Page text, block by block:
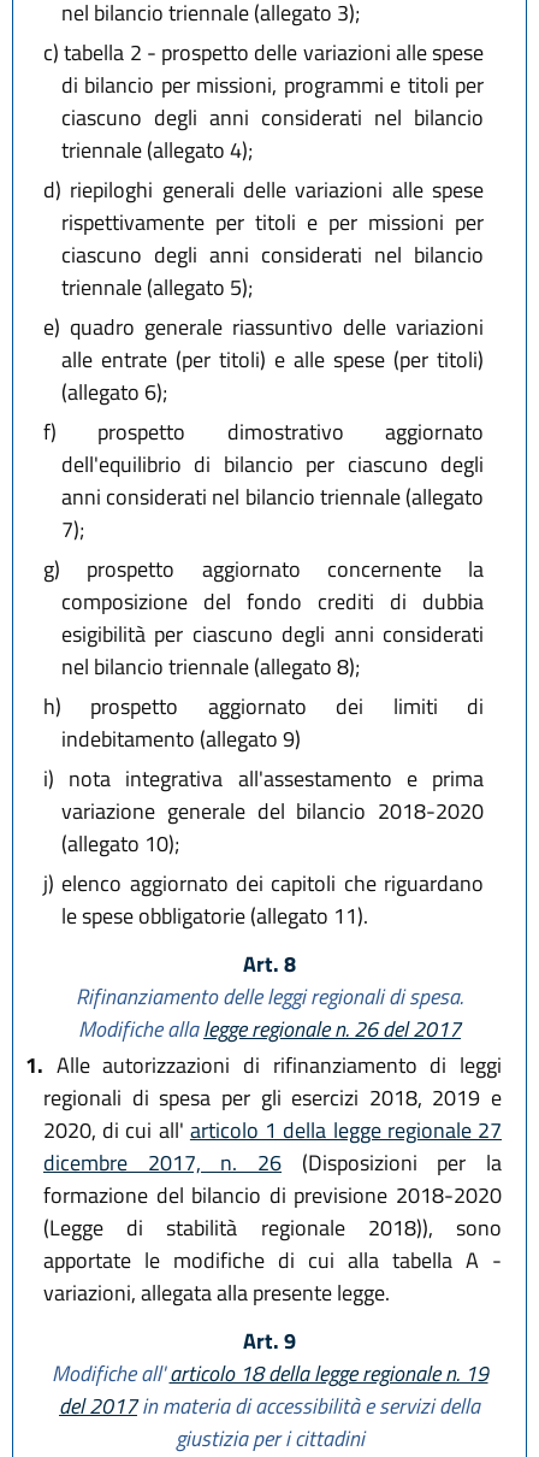
nel bilancio triennale (allegato 3);
c)tabella 2 - prospetto delle variazioni alle spese
di bilancio per missioni, programmi e titoli per
ciascuno degli anni considerati nel bilancio
triennale (allegato 4);
d) riepiloghi generali delle variazioni alle spese
rispettivamente per titoli e per missioni per
ciascuno degli anni considerati nel bilancio
triennale (allegato 5);
e) quadro generale riassuntivo delle variazioni
alle entrate (per titoli) e alle spese (per titoli)
(allegato 6);
f) prospetto dimostrativo aggiornato
dell'equilibrio di bilancio per ciascuno degli
anni considerati nel bilancio triennale (allegato
7);
g) prospetto aggiornato concernente la
composizione del fondo crediti di dubbia
esigibilità per ciascuno degli anni considerati
nel bilancio triennale (allegato 8);
h) prospetto aggiornato dei limiti di
indebitamento (allegato 9)
i) nota integrativa all'assestamento e prima
variazione generale del bilancio 2018-2020
(allegato 10);
j) elenco aggiornato dei capitoli che riguardano
le spese obbligatorie (allegato 11).
Art. 8
Rifinanziamento delle leggi regionali di spesa.
Modifiche allalegge regionale n. 26 del 2017
1. Alle autorizzazioni di rifinanziamento di leggi
regionali di spesa per gli esercizi 2018, 2019 e
2020, di cui all' articolo 1 della legge regionale 27
dicembre 2017, n. 26 (Disposizioni per la
formazione del bilancio di previsione 2018-2020
(Legge di stabilità regionale 2018)), sono
apportate le modifiche di cui alla tabella A -
variazioni, allegata alla presente legge.
Art. 9
Modifiche all'articolo 18 della legge regionale n. 19
del 2017in materia di accessibilità e servizi della
giustizia per i cittadini